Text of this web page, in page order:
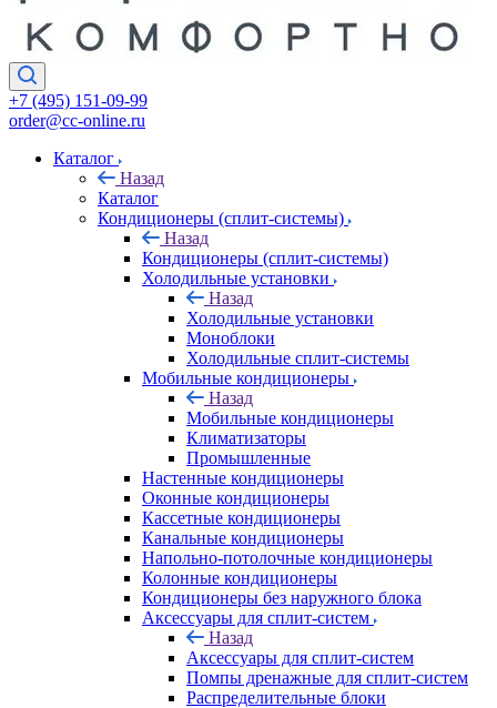
+7 (495) 151-09-99
order@cc-online.ru
Каталог
Назад
Каталог
Кондиционеры (сплит-системы)
Назад
Кондиционеры (сплит-системы)
Холодильные установки
Назад
Холодильные установки
Моноблоки
Холодильные сплит-системы
Мобильные кондиционеры
Назад
Мобильные кондиционеры
Климатизаторы
Промышленные
Настенные кондиционеры
Оконные кондиционеры
Кассетные кондиционеры
Канальные кондиционеры
Напольно-потолочные кондиционеры
Колонные кондиционеры
Кондиционеры без наружного блока
Аксессуары для сплит-систем
Назад
Аксессуары для сплит-систем
Помпы дренажные для сплит-систем
Распределительные блоки